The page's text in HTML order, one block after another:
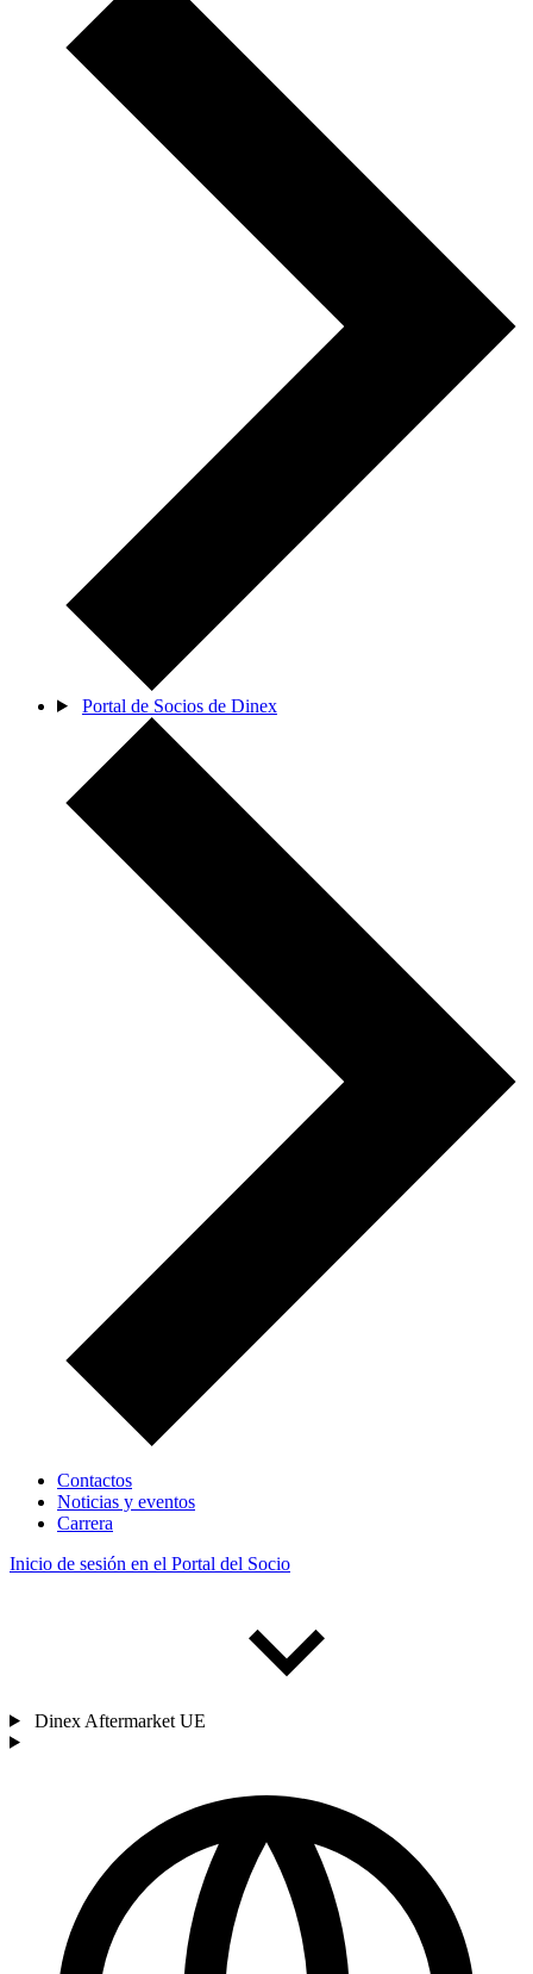
Portal de Socios de Dinex
Contactos
Noticias y eventos
Carrera
Inicio de sesión en el Portal del Socio
Dinex Aftermarket UE